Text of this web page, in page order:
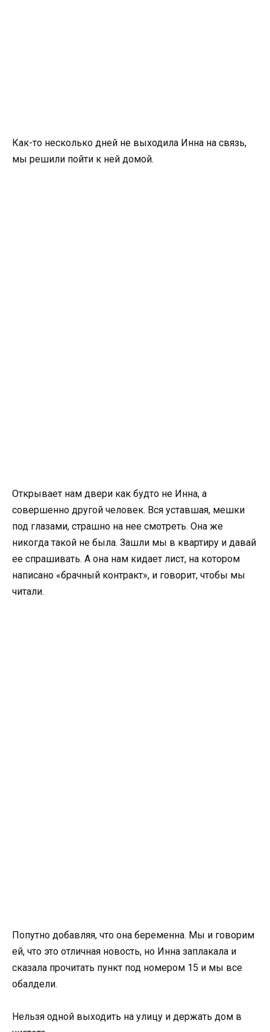
Как-то несколько дней не выходила Инна на связь,
мы решили пойти к ней домой.
Открывает нам двери как будто не Инна, а
совершенно другой человек. Вся уставшая, мешки
под глазами, страшно на нее смотреть. Она же
никогда такой не была. Зашли мы в квартиру и давай
ее спрашивать. А она нам кидает лист, на котором
написано «брачный контракт», и говорит, чтобы мы
читали.
Попутно добавляя, что она беременна. Мы и говорим
ей, что это отличная новость, но Инна заплакала и
сказала прочитать пункт под номером 15 и мы все
обалдели.
Нельзя одной выходить на улицу и держать дом в